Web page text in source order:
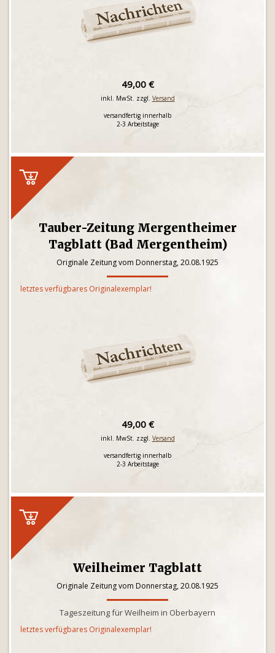
49,00 €
inkl. MwSt. zzgl. Versand
versandfertig innerhalb
2-3 Arbeitstage
Tauber-Zeitung Mergentheimer
Tagblatt (Bad Mergentheim)
Originale Zeitung vom Donnerstag, 20.08.1925
letztes verfügbares Originalexemplar!
49,00 €
inkl. MwSt. zzgl. Versand
versandfertig innerhalb
2-3 Arbeitstage
Weilheimer Tagblatt
Originale Zeitung vom Donnerstag, 20.08.1925
Tageszeitung für Weilheim in Oberbayern
letztes verfügbares Originalexemplar!